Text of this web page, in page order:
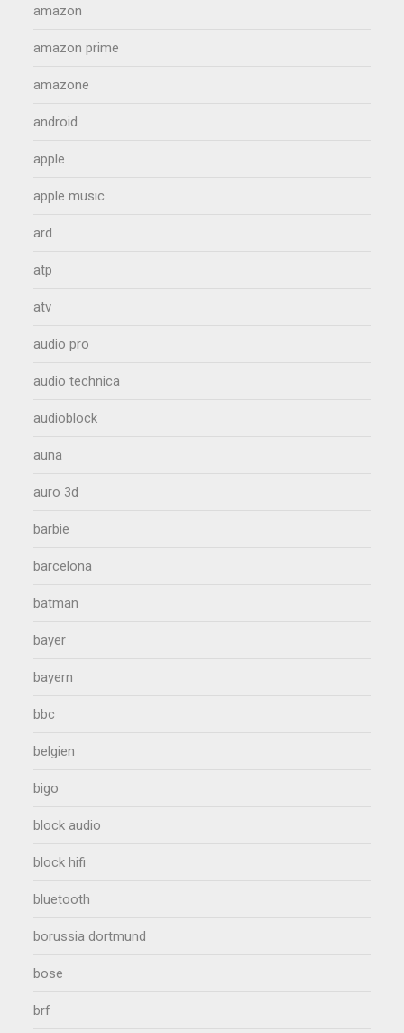
amazon
amazon prime
amazone
android
apple
apple music
ard
atp
atv
audio pro
audio technica
audioblock
auna
auro 3d
barbie
barcelona
batman
bayer
bayern
bbc
belgien
bigo
block audio
block hifi
bluetooth
borussia dortmund
bose
brf